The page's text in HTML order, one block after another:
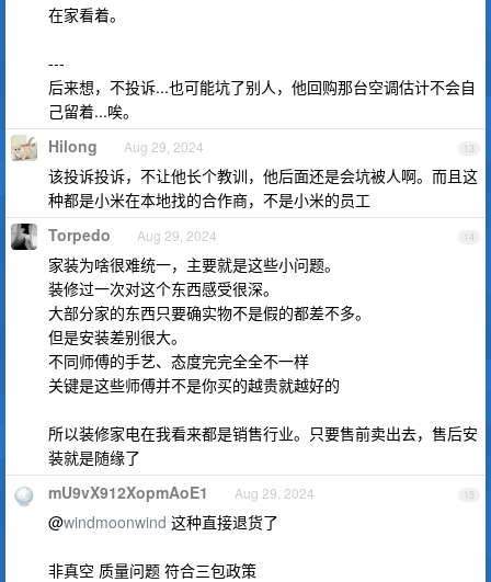
在家看着。
---
后来想，不投诉...也可能坑了别人，他回购那台空调估计不会自
己留着...唉。
13
Hilong Aug 29, 2024
该投诉投诉，不让他长个教训，他后面还是会坑被人啊。而且这
种都是小米在本地找的合作商，不是小米的员工
14
Torpedo Aug 29, 2024
家装为啥很难统一，主要就是这些小问题。
装修过一次对这个东西感受很深。
大部分家的东西只要确实物不是假的都差不多。
但是安装差别很大。
不同师傅的手艺、态度完完全全不一样
关键是这些师傅并不是你买的越贵就越好的
所以装修家电在我看来都是销售行业。只要售前卖出去，售后安
装就是随缘了
15
mU9vX912XopmAoE1 Aug 29, 2024
@windmoonwind 这种直接退货了
非真空 质量问题 符合三包政策